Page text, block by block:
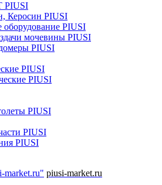
PIUSI
Керосин PIUSI
оборудование PIUSI
мочевины PIUSI
PIUSI
PIUSI
PIUSI
PIUSI
PIUSI
PIUSI
market.ru" piusi-market.ru